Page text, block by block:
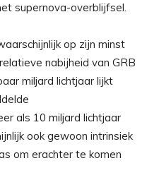
supernova-overblijfsel.
op zijn minst
nabijheid van GRB
miljard lichtjaar lijkt
als 10 miljard lichtjaar
ook gewoon intrinsiek
om erachter te komen